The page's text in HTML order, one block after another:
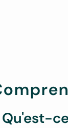
Qu'est-